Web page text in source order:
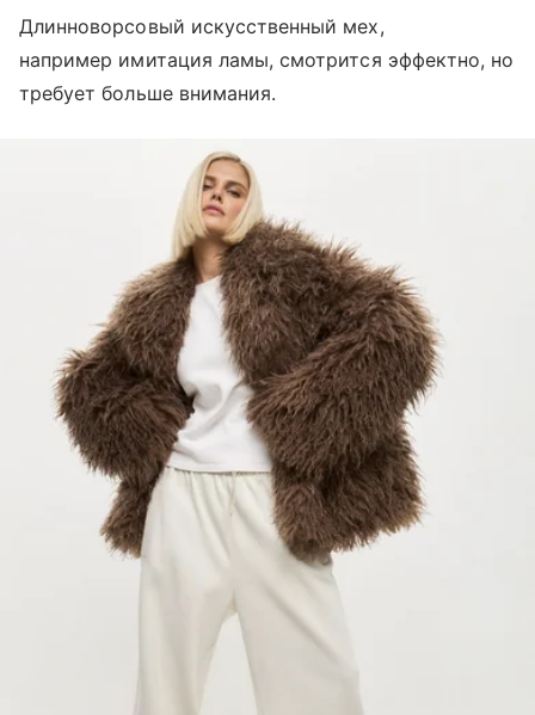
Длинноворсовый искусственный мех,
например имитация ламы, смотрится эффектно, но
требует больше внимания.